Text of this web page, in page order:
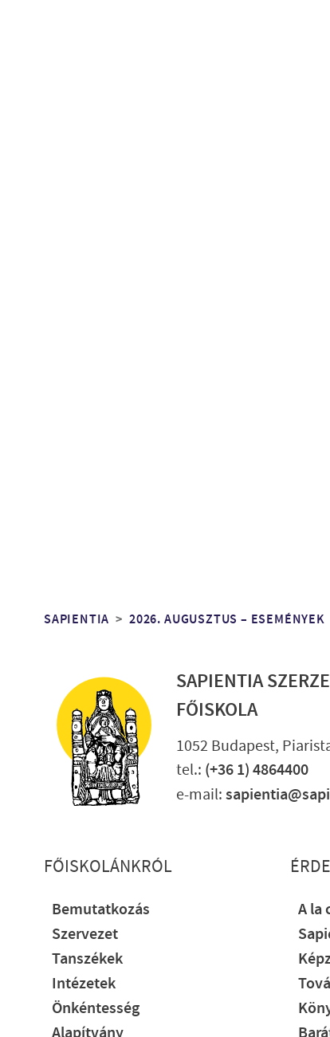
Morzsa
SAPIENTIA 2026. AUGUSZTUS – ESEMÉNYEK
SAPIENTIA
FŐISKOLA
1052 Budapest,
tel.: (+36 1) 4864400
e-mail:
Lábléc részletes
FŐISKOLÁNKRÓL
Bemutatkozás
Szervezet
Tanszékek
Intézetek
Önkéntesség
A la